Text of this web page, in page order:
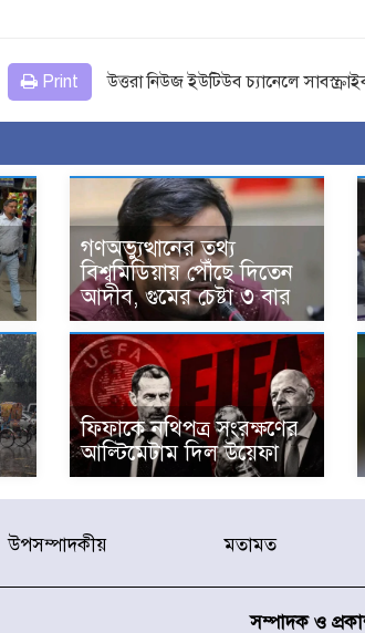
Print উত্তরা নিউজ ইউটিউব চ্যানেলে
গণঅভ্যুত্থানের তথ্য
বিশ্বমিডিয়ায় পৌঁছে দিতেন
আদীব, গুমের চেষ্টা ৩ বার
ফিফাকে নথিপত্র সংরক্ষণের
আল্টিমেটাম দিল উয়েফা
উপসম্পাদকীয় মতামত
সম্পাদক ও